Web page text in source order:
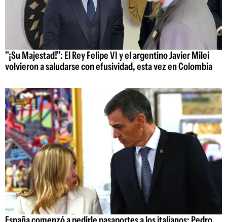
"¡Su Majestad!": El Rey Felipe VI y el argentino Javier Milei
volvieron a saludarse con efusividad, esta vez en Colombia